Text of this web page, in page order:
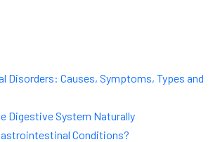
Disorders: Causes, Symptoms, Types and
Digestive System Naturally
Conditions?